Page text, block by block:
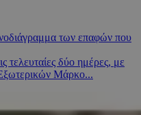
των επαφών που
τελευταίες δύο ημέρες, με
Μάρκο...